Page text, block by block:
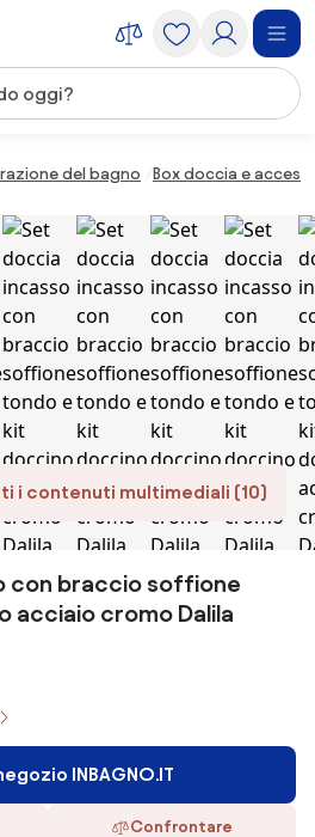
del bagno Box doccia e
i contenuti multimediali (10)
con braccio soffione
acciaio cromo Dalila
INBAGNO.IT
Confrontare